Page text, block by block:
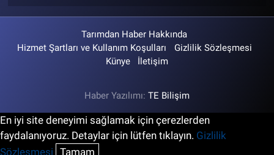
Tarımdan Haber Hakkında
Hizmet Şartları ve Kullanım Koşulları
Gizlilik Sözleşmesi
Künye
İletişim
Haber Yazılımı: TE Bilişim
En iyi site deneyimi sağlamak için çerezlerden
faydalanıyoruz. Detaylar için lütfen tıklayın. Gizlilik
Sözleşmesi Tamam